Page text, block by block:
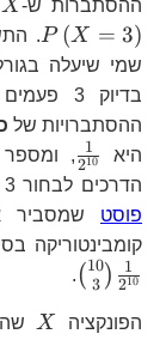
ההסתברות ש- X
P (X = 3)
.X
שמי שיעלה
ההסתברויות של
היא
210
1 , ומספר{10
\choose
3}
הדרכים לבחור 3 מקומות מתוך 10 כדי לשים בהם 1 (
פוסט שמסביר
קומבינטוריקה
( 3
10) 210
1
.
הפונקציה X